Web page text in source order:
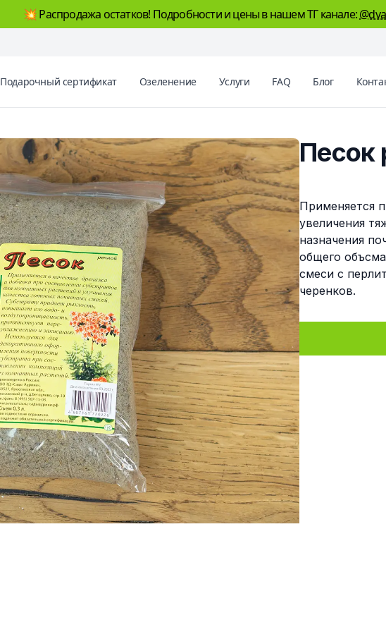
💥 Распродажа остатков! Подробности и цены в нашем ТГ канале:
Подарочный сертификат Озеленение Услуги FAQ Блог
Песок
Описание
Применяется
увеличения
назначения
общего
смеси с
черенков.